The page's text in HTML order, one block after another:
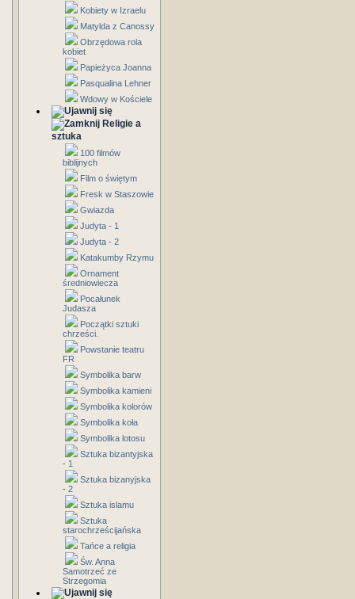
Kobiety w Izraelu
Matylda z Canossy
Obrzędowa rola
kobiet
Papieżyca Joanna
Pasqualina Lehner
Wdowy w Kościele
Religie a
sztuka
100 filmów
biblijnych
Film o świętym
Fresk w Staszowie
Gwiazda
Judyta - 1
Judyta - 2
Katakumby Rzymu
Ornament
średniowiecza
Pocałunek
Judasza
Początki sztuki
chrześci.
Powstanie teatru
FR
Symbolika barw
Symbolika kamieni
Symbolika kolorów
Symbolika koła
Symbolika lotosu
Sztuka bizantyjska
- 1
Sztuka bizanyjska
- 2
Sztuka islamu
Sztuka
starochrześcijańska
Tańce a religia
Św. Anna
Samotrzeć ze
Strzegomia